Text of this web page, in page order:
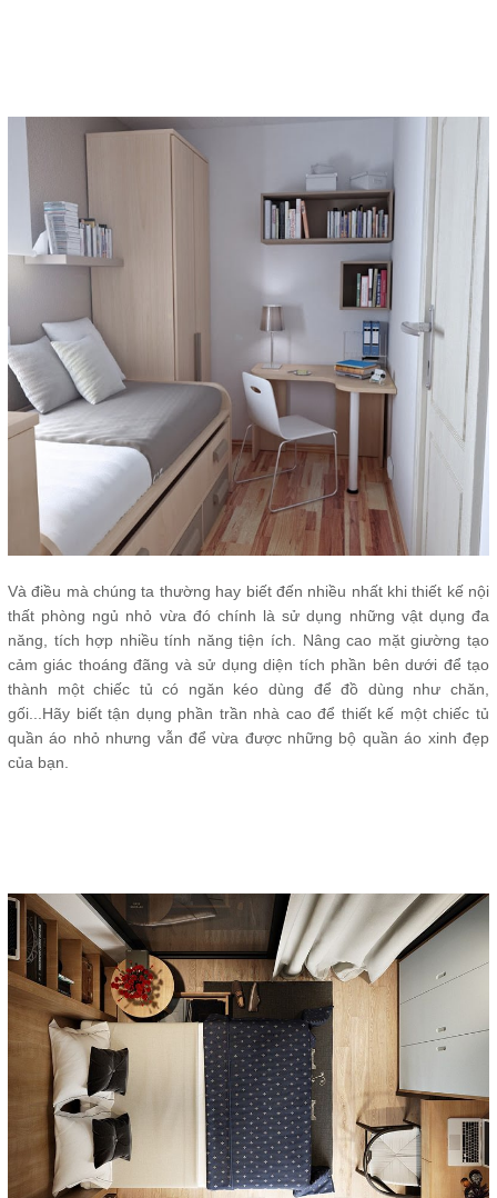
Và điều mà chúng ta thường hay biết đến nhiều nhất khi thiết kế nội
thất phòng ngủ nhỏ vừa đó chính là sử dụng những vật dụng đa
năng, tích hợp nhiều tính năng tiện ích. Nâng cao mặt giường tạo
cảm giác thoáng đãng và sử dụng diện tích phần bên dưới để tạo
thành một chiếc tủ có ngăn kéo dùng để đồ dùng như chăn,
gối...Hãy biết tận dụng phần trần nhà cao để thiết kế một chiếc tủ
quần áo nhỏ nhưng vẫn để vừa được những bộ quần áo xinh đẹp
của bạn.